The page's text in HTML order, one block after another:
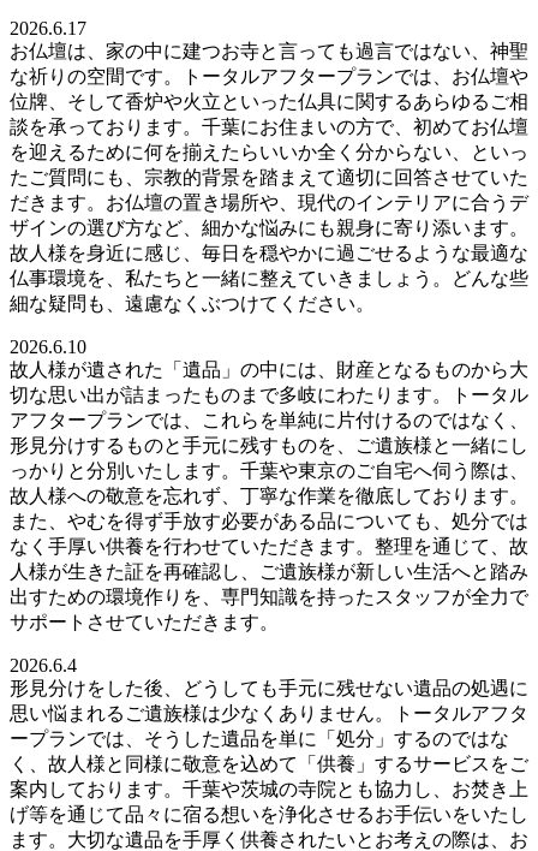
2026.6.17
お仏壇は、家の中に建つお寺と言っても過言ではない、神聖
な祈りの空間です。トータルアフタープランでは、お仏壇や
位牌、そして香炉や火立といった仏具に関するあらゆるご相
談を承っております。千葉にお住まいの方で、初めてお仏壇
を迎えるために何を揃えたらいいか全く分からない、といっ
たご質問にも、宗教的背景を踏まえて適切に回答させていた
だきます。お仏壇の置き場所や、現代のインテリアに合うデ
ザインの選び方など、細かな悩みにも親身に寄り添います。
故人様を身近に感じ、毎日を穏やかに過ごせるような最適な
仏事環境を、私たちと一緒に整えていきましょう。どんな些
細な疑問も、遠慮なくぶつけてください。
2026.6.10
故人様が遺された「遺品」の中には、財産となるものから大
切な思い出が詰まったものまで多岐にわたります。トータル
アフタープランでは、これらを単純に片付けるのではなく、
形見分けするものと手元に残すものを、ご遺族様と一緒にし
っかりと分別いたします。千葉や東京のご自宅へ伺う際は、
故人様への敬意を忘れず、丁寧な作業を徹底しております。
また、やむを得ず手放す必要がある品についても、処分では
なく手厚い供養を行わせていただきます。整理を通じて、故
人様が生きた証を再確認し、ご遺族様が新しい生活へと踏み
出すための環境作りを、専門知識を持ったスタッフが全力で
サポートさせていただきます。
2026.6.4
形見分けをした後、どうしても手元に残せない遺品の処遇に
思い悩まれるご遺族様は少なくありません。トータルアフタ
ープランでは、そうした遺品を単に「処分」するのではな
く、故人様と同様に敬意を込めて「供養」するサービスをご
案内しております。千葉や茨城の寺院とも協力し、お焚き上
げ等を通じて品々に宿る想いを浄化させるお手伝いをいたし
ます。大切な遺品を手厚く供養されたいとお考えの際は、お